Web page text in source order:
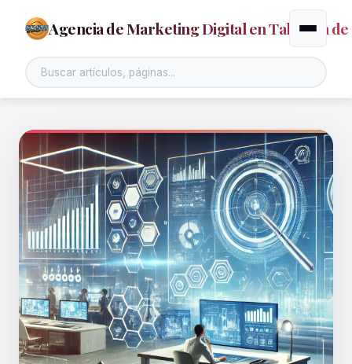
Agencia de Marketing Digital en Talavera de
Alternar